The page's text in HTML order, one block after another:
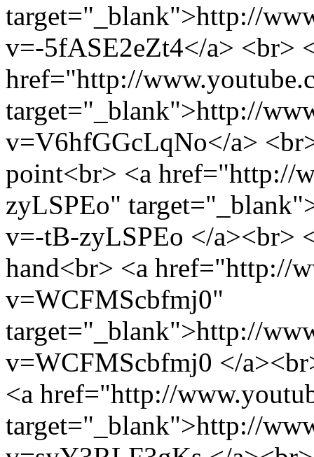
target="_blank">http://
v=-5fASE2eZt4</a> <br>
href="http://
target="_blank">http://
v=V6hfGGcLqNo</a>
point<br> <a href="http://
zyLSPEo"
v=-tB-zyLSPEo </a><br>
hand<br> <a href="http://
v=WCFMScbfmj0"
target="_blank">http://
v=WCFMScbfmj0 </
<a href="http://
target="_blank">http://